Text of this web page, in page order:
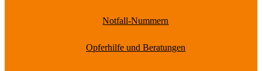
Notfall-Nummern
Opferhilfe und Beratungen